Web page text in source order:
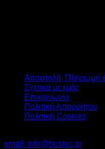
Αποστολή, Πληρωμή
Σχετικά με εμάς
Επικοινωνία
Πολιτική Απορρήτου
Πολιτική Cookies
email: info@hostec.gr